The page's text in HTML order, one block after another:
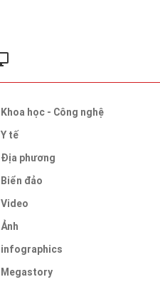
Khoa học - Công nghệ
Y tế
Địa phương
Biển đảo
Video
Ảnh
infographics
Megastory